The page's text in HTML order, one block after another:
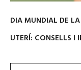
DIA MUNDIAL DE
UTERÍ: CONSELLS I